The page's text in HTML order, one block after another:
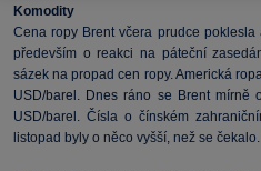
Komodity
Cena ropy Brent včera prudce
především o reakci na páteční
sázek na propad cen ropy. Americká
USD/barel. Dnes ráno se Brent
USD/barel. Čísla o čínském
listopad byly o něco vyšší, než se čekalo.